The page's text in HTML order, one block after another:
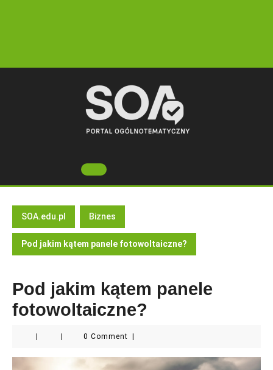
Open
Button
SOA.edu.pl Biznes
Pod jakim kątem panele fotowoltaiczne?
Pod jakim kątem panele
fotowoltaiczne?
0 Comment